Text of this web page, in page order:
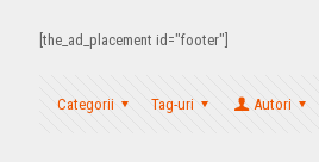
[the_ad_placement id="footer"]
Categorii Tag-uri Autori